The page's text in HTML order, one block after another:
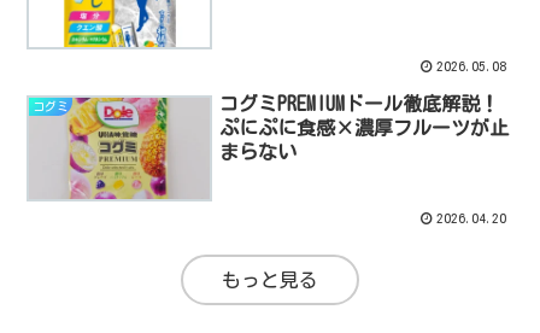
2026.05.08
コグミ
コグミPREMIUMドール徹底解説！
ぷにぷに食感×濃厚フルーツが止
まらない
2026.04.20
もっと見る